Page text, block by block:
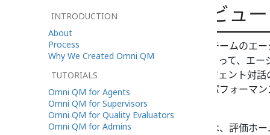
対話と評価のレビュー
スーパーバイザーは、担当するチームのエ
す。対話をレビューすることによって、エ
す。品質評価者が実行したエージェント対
パーバイザーはエージェントのパフォーマ
を抽出できます。
レビューする対話を検索するには、評価ホ
INTRODUCTION
About
Process
Why We Created Omni QM
TUTORIALS
Omni QM for Agents
Omni QM for Supervisors
Omni QM for Quality Evaluators
Omni QM for Admins